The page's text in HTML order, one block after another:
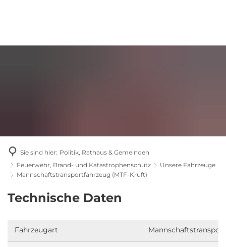
Sie sind hier: Politik, Rathaus & Gemeinden
Feuerwehr, Brand- und Katastrophenschutz
Unsere Fahrzeuge
Mannschaftstransportfahrzeug (MTF-Kruft)
Mannschaftstransportfahrzeug
Kruft)
Technische Daten
Fahrzeugart